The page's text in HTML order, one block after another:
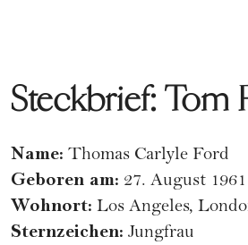
Steckbrief: Tom
Name: Thomas Carlyle Ford
Geboren am: 27. August
Wohnort: Los Angeles,
Sternzeichen: Jungfrau